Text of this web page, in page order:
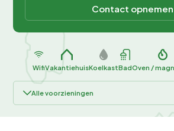
Contact opnemen
WifiVakantiehuisKoelkastBadOven /
Alle voorzieningen